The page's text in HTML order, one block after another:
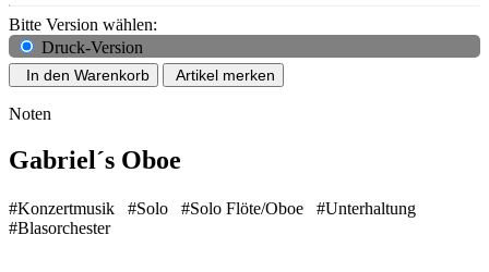
Bitte Version wählen:
Druck-Version
In den Warenkorb Artikel merken
Noten
Gabriel´s Oboe
#Konzertmusik #Solo #Solo Flöte/Oboe
#Unterhaltung
#Blasorchester